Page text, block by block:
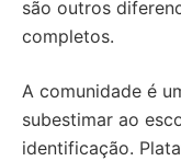
são outros
completos.
A comunidade é
subestimar ao
identificação.